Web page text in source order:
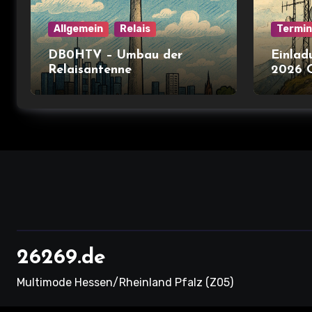
Allgemein Relais
DB0HTV – Umbau der
Relaisantenne
2026
26269.de
Multimode Hessen/Rheinland Pfalz (Z05)